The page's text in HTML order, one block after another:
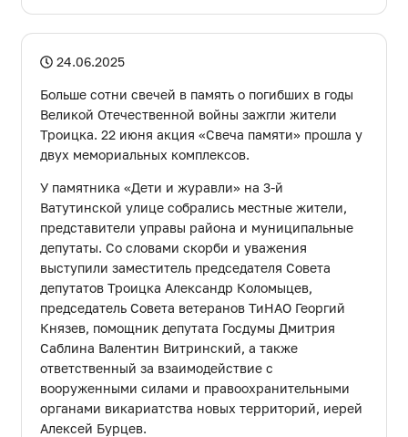
CОВЕТА ДЕПУТАТОВ
24.06.2025
Больше сотни свечей в память о погибших в годы
Великой Отечественной войны зажгли жители
Троицка. 22 июня акция «Свеча памяти» прошла у
двух мемориальных комплексов.
У памятника «Дети и журавли» на 3-й
Ватутинской улице собрались местные жители,
представители управы района и муниципальные
депутаты. Со словами скорби и уважения
выступили заместитель председателя Совета
депутатов Троицка Александр Коломыцев,
председатель Совета ветеранов ТиНАО Георгий
Князев, помощник депутата Госдумы Дмитрия
Саблина Валентин Витринский, а также
ответственный за взаимодействие с
вооруженными силами и правоохранительными
органами викариатства новых территорий, иерей
Алексей Бурцев.